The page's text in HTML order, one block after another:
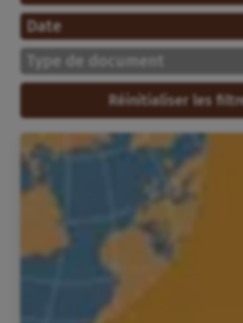
Date
Type de document
Réinitialiser les